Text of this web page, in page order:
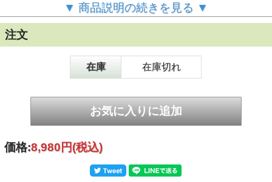
○トレーニング後のストレッチにも。
○シェイプアップにも。
○背中や腰など広範囲の筋肉に。
○3段階の振動レベル(1分間3,500回、3,800回、4,200回)。
○連続使用時間 約30分(最大レベルでの使用時)。
○USB充電式。リチウムイオン電池が内臓されています。
○約3時間で満充電。
商品名
La-VIE(ラヴィ) ほぐ振動ボール ダブル
ＪＡＮコ
ード
4986920355412
（約）幅17×高さ9.5×奥行9.5cm
▼ 商品説明の続きを見る ▼
注文
在庫 在庫切れ
価格:8,980円(税込)